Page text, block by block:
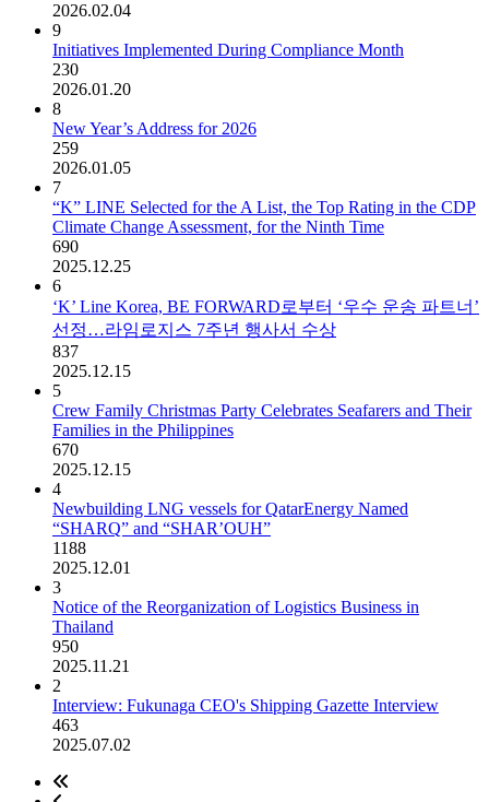
2026.02.04
9
Initiatives Implemented During Compliance Month
230
2026.01.20
8
New Year’s Address for 2026
259
2026.01.05
7
“K” LINE Selected for the A List, the Top Rating in the CDP
Climate Change Assessment, for the Ninth Time
690
2025.12.25
6
‘K’ Line Korea, BE FORWARD로부터 ‘우수 운송 파트너’
선정…라임로지스 7주년 행사서 수상
837
2025.12.15
5
Crew Family Christmas Party Celebrates Seafarers and Their
Families in the Philippines
670
2025.12.15
4
Newbuilding LNG vessels for QatarEnergy Named
“SHARQ” and “SHAR’OUH”
1188
2025.12.01
3
Notice of the Reorganization of Logistics Business in
Thailand
950
2025.11.21
2
Interview: Fukunaga CEO's Shipping Gazette Interview
463
2025.07.02